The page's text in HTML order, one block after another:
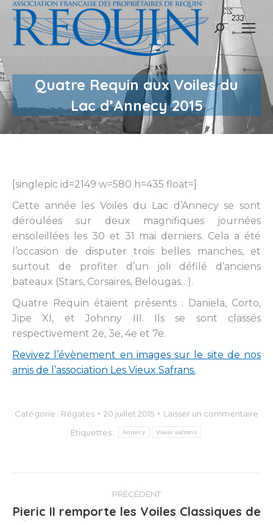
Recherche
Quatre Requin aux Voiles du
Lac d’Annecy 2015
[singlepic id=2149 w=580 h=435 float=]
Cette année les Voiles du Lac d’Annecy se sont
déroulées sur deux magnifiques journées
ensoleillées les 30 et 31 mai derniers. Cela a été
l’occasion de disputer trois belles manches, et
surtout de profiter d’un joli défilé d’anciens
bateaux (Stars, Corsaires, Belougas…).
Quatre Requin étaient présents : Daniela, Corto,
Jipe XI, et Johnny III. Ils se sont classés
respectivement 2e, 3e, 4e et 7e.
Revivez l’évènement en images sur le site de nos
amis de l’association Les Vieux Safrans.
Catégorie : Régates 20 juillet 2015
Laisser un commentaire
Étiquettes :
Annecy Vieux safrans
Navigation
article
PRÉCÉDENT
Pieric II remporte les Voiles Classiques de